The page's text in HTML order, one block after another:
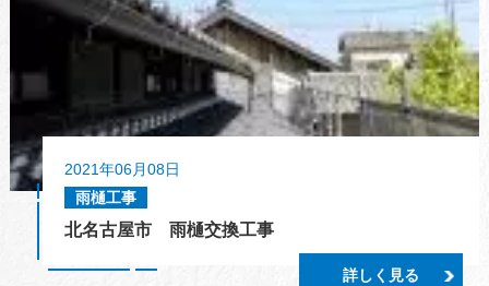
2021年06月08日
雨樋工事
北名古屋市 雨樋交換工事
詳しく見る